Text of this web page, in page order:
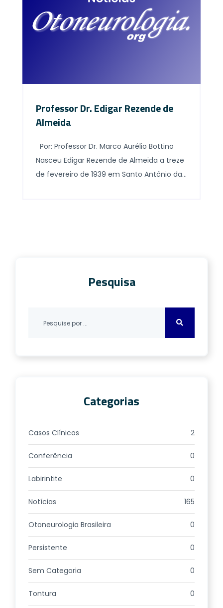
leitura. Precisava colocar os documentos
acima do nível dos olhos para conseguir
Professor Dr. Edigar Rezende de
Almeida
Por: Professor Dr. Marco Aurélio Bottino
Nasceu Edigar Rezende de Almeida a treze
de fevereiro de 1939 em Santo Antônio da
Pesquisa
Categorias
Casos Clínicos 2
Conferência 0
Labirintite 0
Notícias 165
Otoneurologia Brasileira 0
Persistente 0
Sem Categoria 0
Tontura 0